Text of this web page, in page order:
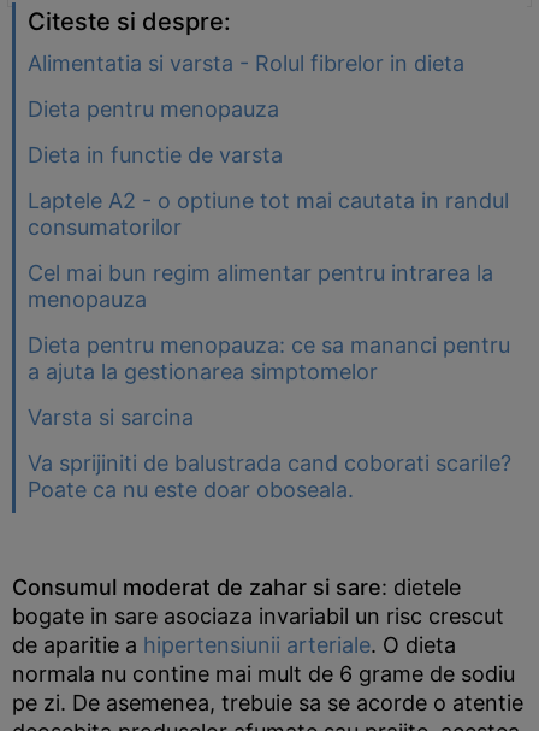
Citeste si despre:
Alimentatia si varsta - Rolul fibrelor in dieta
Dieta pentru menopauza
Dieta in functie de varsta
Laptele A2 - o optiune tot mai cautata in randul
consumatorilor
Cel mai bun regim alimentar pentru intrarea la
menopauza
Dieta pentru menopauza: ce sa mananci pentru
a ajuta la gestionarea simptomelor
Varsta si sarcina
Va sprijiniti de balustrada cand coborati scarile?
Poate ca nu este doar oboseala.
Consumul moderat de zahar si sare: dietele
bogate in sare asociaza invariabil un risc crescut
de aparitie a hipertensiunii arteriale. O dieta
normala nu contine mai mult de 6 grame de sodiu
pe zi. De asemenea, trebuie sa se acorde o atentie